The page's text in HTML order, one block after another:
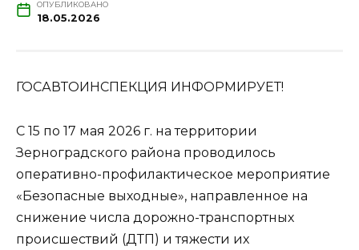
ОПУБЛИКОВАНО
18.05.2026
ГОСАВТОИНСПЕКЦИЯ ИНФОРМИРУЕТ!
С 15 по 17 мая 2026 г. на территории
Зерноградского района проводилось
оперативно-профилактическое мероприятие
«Безопасные выходные», направленное на
снижение числа дорожно-транспортных
происшествий (ДТП) и тяжести их